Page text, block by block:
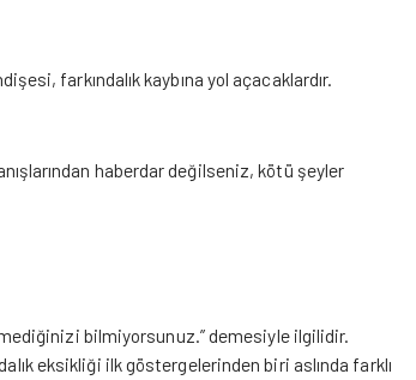
farkındalık kaybına yol açacaklardır.
haberdar değilseniz, kötü şeyler
bilmiyorsunuz.” demesiyle ilgilidir.
eksikliği ilk göstergelerinden biri aslında farklı